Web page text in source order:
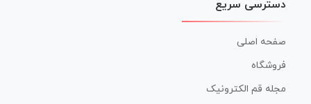
دسترسی سریع
صفحه اصلی
فروشگاه
مجله قم الکترونیک